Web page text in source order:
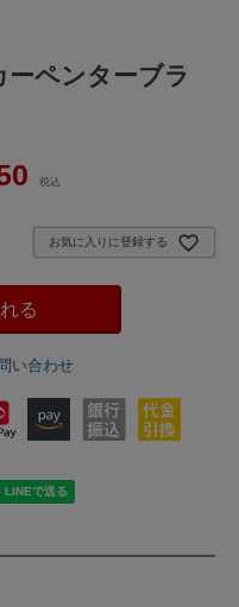
ーペンターブラ
税込
お気に入りに登録する
る
い合わせ